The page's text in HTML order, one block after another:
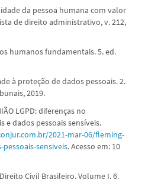
da pessoa humana com valor
de direito administrativo, v. 212,
humanos fundamentais. 5. ed.
à proteção de dados pessoais. 2.
2019.
LGPD: diferenças no
e dados pessoais sensíveis.
2021-mar-06/fleming-
sensiveis. Acesso em: 10
Civil Brasileiro. Volume I. 6.